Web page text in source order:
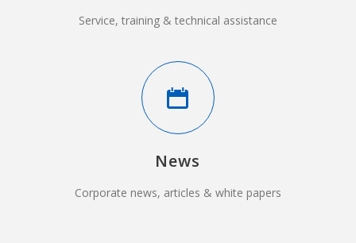
Service, training & technical assistance
News
Corporate news, articles & white papers